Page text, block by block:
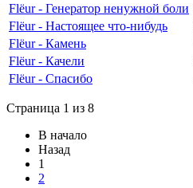
Flёur - Генератор ненужной боли
Flёur - Настоящее что-нибудь
Flёur - Камень
Flёur - Качели
Flёur - Спасибо
Страница 1 из 8
В начало
Назад
1
2